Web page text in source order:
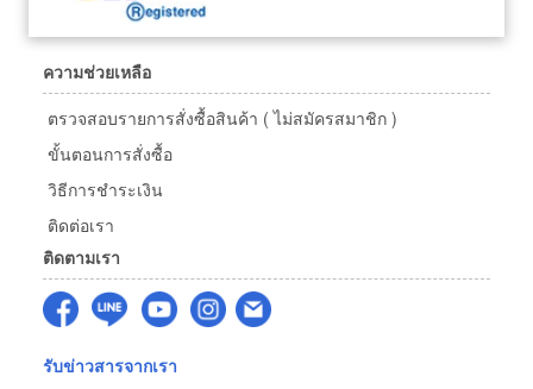
ความช่วยเหลือ
ตรวจสอบรายการสั่งซื้อสินค้า ( ไม่สมัครสมาชิก )
ขั้นตอนการสั่งซื้อ
วิธีการชำระเงิน
ติดต่อเรา
ติดตามเรา
รับข่าวสารจากเรา